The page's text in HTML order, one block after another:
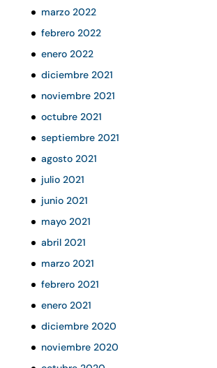
marzo 2022
febrero 2022
enero 2022
diciembre 2021
noviembre 2021
octubre 2021
septiembre 2021
agosto 2021
julio 2021
junio 2021
mayo 2021
abril 2021
marzo 2021
febrero 2021
enero 2021
diciembre 2020
noviembre 2020